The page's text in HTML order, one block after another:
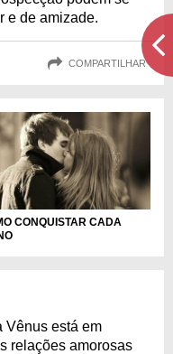
e de amizade.
COMPARTILHAR
CONQUISTAR CADA
Vênus está em
relações amorosas